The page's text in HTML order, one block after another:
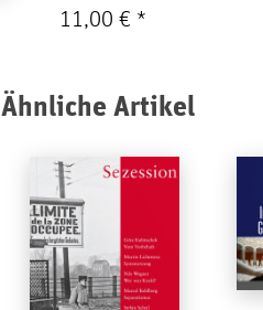
11,00 € *
Ähnliche Artikel